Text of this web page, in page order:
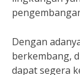
Dengan
berkembang,
dapat segera